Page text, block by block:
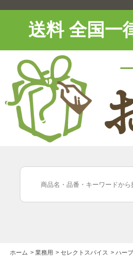
送料 全国一
ホーム > 業務用 > セレクトスパイス > ハーブ